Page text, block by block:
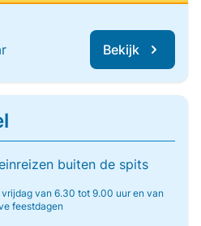
Bekijk
buiten de spits
vrijdag van 6.30 tot 9.00 uur en van
feestdagen